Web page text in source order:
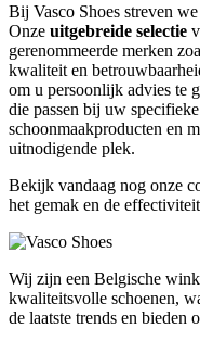
Bij Vasco Shoes streven
Onze uitgebreide selectie
gerenommeerde merken
kwaliteit en
om u persoonlijk advies te
die passen bij uw
schoonmaakproducten en
uitnodigende plek.
Bekijk vandaag nog onze
het gemak en de
Wij zijn een Belgische
kwaliteitsvolle schoenen,
de laatste trends en bieden